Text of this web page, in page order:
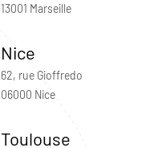
13001 Marseille
Nice
62, rue Gioffredo
06000 Nice
Toulouse